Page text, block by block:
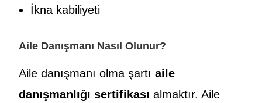
İkna kabiliyeti
Aile Danışmanı Nasıl Olunur?
Aile danışmanı olma şartıaile
danışmanlığı sertifikası almaktır. Aile